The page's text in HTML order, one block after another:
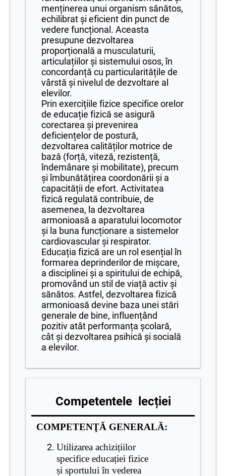
menținerea unui organism sănătos,
echilibrat și eficient din punct de
vedere funcțional. Aceasta
presupune dezvoltarea
proporțională a musculaturii,
articulațiilor și sistemului osos, în
concordanță cu particularitățile de
vârstă și nivelul de dezvoltare al
elevilor.
Prin exercițiile fizice specifice orelor
de educație fizică se asigură
corectarea și prevenirea
deficiențelor de postură,
dezvoltarea calităților motrice de
bază (forță, viteză, rezistență,
îndemânare și mobilitate), precum
și îmbunătățirea coordonării și a
capacității de efort. Activitatea
fizică regulată contribuie, de
asemenea, la dezvoltarea
armonioasă a aparatului locomotor
și la buna funcționare a sistemelor
cardiovascular și respirator.
Educația fizică are un rol esențial în
formarea deprinderilor de mișcare,
a disciplinei și a spiritului de echipă,
promovând un stil de viață activ și
sănătos. Astfel, dezvoltarea fizică
armonioasă devine baza unei stări
generale de bine, influențând
pozitiv atât performanța școlară,
cât și dezvoltarea psihică și socială
a elevilor.
Competentele lecției
COMPETENŢĂ GENERALĂ:
Utilizarea achizițiilor
specifice educației fizice
și sportului în vederea